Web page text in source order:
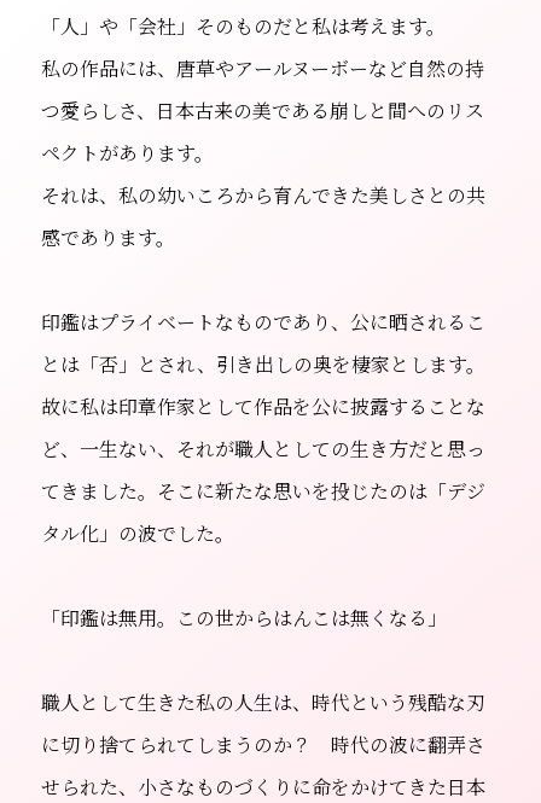
「人」や「会社」そのものだと私は考えます。
私の作品には、唐草やアールヌーボーなど自然の持
つ愛らしさ、日本古来の美である崩しと間へのリス
ペクトがあります。
それは、私の幼いころから育んできた美しさとの共
感であります。
印鑑はプライベートなものであり、公に晒されるこ
とは「否」とされ、引き出しの奥を棲家とします。
故に私は印章作家として作品を公に披露することな
ど、一生ない、それが職人としての生き方だと思っ
てきました。そこに新たな思いを投じたのは「デジ
タル化」の波でした。
「印鑑は無用。この世からはんこは無くなる」
職人として生きた私の人生は、時代という残酷な刃
に切り捨てられてしまうのか？ 時代の波に翻弄さ
せられた、小さなものづくりに命をかけてきた日本